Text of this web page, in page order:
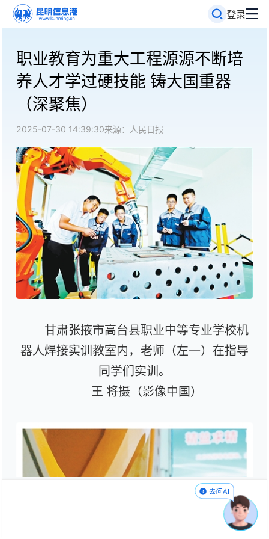
登录
职业教育为重大工程源源不断培
养人才学过硬技能 铸大国重器
（深聚焦）
2025-07-30 14:39:30来源：人民日报
甘肃张掖市高台县职业中等专业学校机
器人焊接实训教室内，老师（左一）在指导
同学们实训。
王 将摄（影像中国）